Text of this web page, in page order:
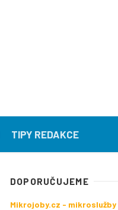
TIPY REDAKCE
DOPORUČUJEME
Mikrojoby.cz - mikroslužby